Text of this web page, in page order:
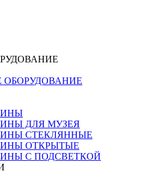
ОБОРУДОВАНИЕ
ДЛЯ МУЗЕЯ
СТЕКЛЯННЫЕ
ОТКРЫТЫЕ
С ПОДСВЕТКОЙ